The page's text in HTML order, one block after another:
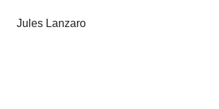
Jules Lanzaro